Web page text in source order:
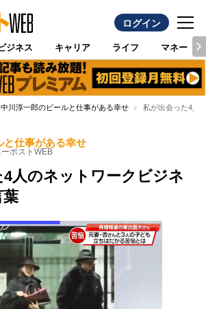
ログイン
ジネス キャリア ライフ マネー
中川淳一郎のビールと仕事がある幸せ 私が出会った4人
と仕事がある幸せ
ーポストWEB
人のネットワークビジネ
葉